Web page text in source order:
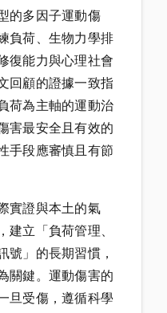
的多因子運動傷
負荷、生物力學排
復能力與心理社會
回顧的證據一致指
荷為主軸的運動治
害最安全且有效的
手段應審慎且有節
實證與本土的氣
立「負荷管理、
號」的長期習慣，
關鍵。運動傷害的
旦受傷，遵循科學